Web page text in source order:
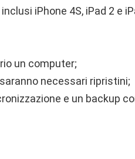
iPhone 4S, iPad 2 e
un computer;
necessari ripristini;
e un backup